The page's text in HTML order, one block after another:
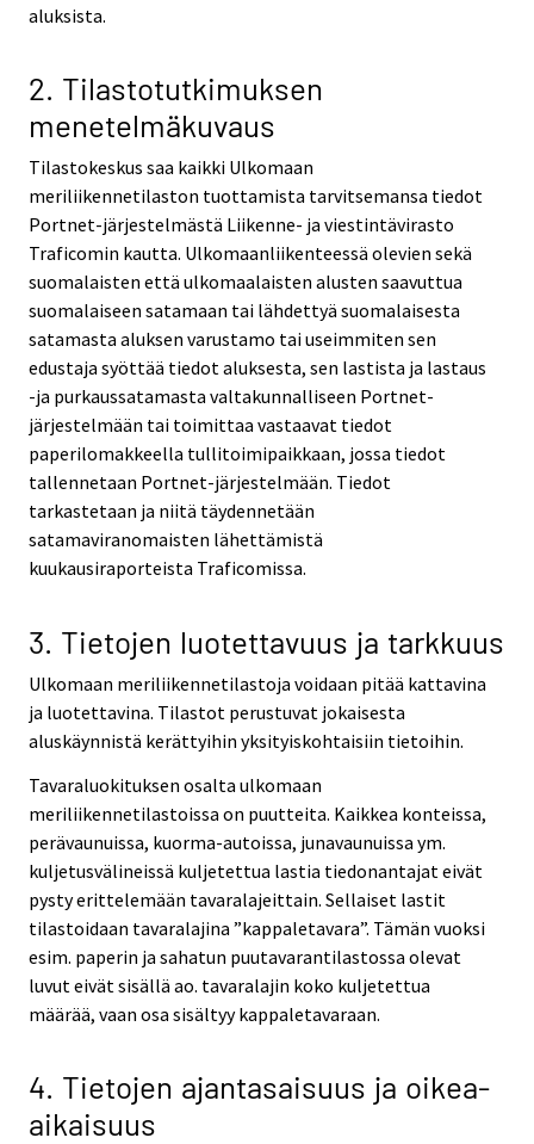
aluksista.
2. Tilastotutkimuksen
menetelmäkuvaus
Tilastokeskus saa kaikki Ulkomaan
meriliikennetilaston tuottamista tarvitsemansa tiedot
Portnet-järjestelmästä Liikenne- ja viestintävirasto
Traficomin kautta. Ulkomaanliikenteessä olevien sekä
suomalaisten että ulkomaalaisten alusten saavuttua
suomalaiseen satamaan tai lähdettyä suomalaisesta
satamasta aluksen varustamo tai useimmiten sen
edustaja syöttää tiedot aluksesta, sen lastista ja lastaus
-ja purkaussatamasta valtakunnalliseen Portnet-
järjestelmään tai toimittaa vastaavat tiedot
paperilomakkeella tullitoimipaikkaan, jossa tiedot
tallennetaan Portnet-järjestelmään. Tiedot
tarkastetaan ja niitä täydennetään
satamaviranomaisten lähettämistä
kuukausiraporteista Traficomissa.
3. Tietojen luotettavuus ja tarkkuus
Ulkomaan meriliikennetilastoja voidaan pitää kattavina
ja luotettavina. Tilastot perustuvat jokaisesta
aluskäynnistä kerättyihin yksityiskohtaisiin tietoihin.
Tavaraluokituksen osalta ulkomaan
meriliikennetilastoissa on puutteita. Kaikkea konteissa,
perävaunuissa, kuorma-autoissa, junavaunuissa ym.
kuljetusvälineissä kuljetettua lastia tiedonantajat eivät
pysty erittelemään tavaralajeittain. Sellaiset lastit
tilastoidaan tavaralajina ”kappaletavara”. Tämän vuoksi
esim. paperin ja sahatun puutavarantilastossa olevat
luvut eivät sisällä ao. tavaralajin koko kuljetettua
määrää, vaan osa sisältyy kappaletavaraan.
4. Tietojen ajantasaisuus ja oikea-
aikaisuus